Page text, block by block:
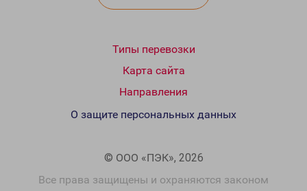
Типы перевозки
Карта сайта
Направления
© ООО «ПЭК», 2026
Все права защищены и охраняются законом
О защите персональных данных